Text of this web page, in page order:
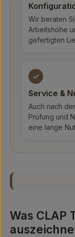
Wir beraten
Arbeitshöhe
gefertigten
✓
Service &
Auch nach
Prüfung und
eine lange
Was CLAP